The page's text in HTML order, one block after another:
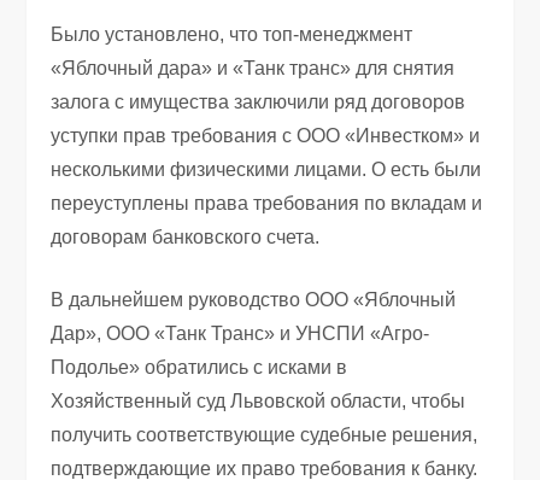
Было установлено, что топ-менеджмент
«Яблочный дара» и «Танк транс» для снятия
залога с имущества заключили ряд договоров
уступки прав требования с ООО «Инвестком» и
несколькими физическими лицами. О есть были
переуступлены права требования по вкладам и
договорам банковского счета.
В дальнейшем руководство ООО «Яблочный
Дар», ООО «Танк Транс» и УНСПИ «Агро-
Подолье» обратились с исками в
Хозяйственный суд Львовской области, чтобы
получить соответствующие судебные решения,
подтверждающие их право требования к банку.